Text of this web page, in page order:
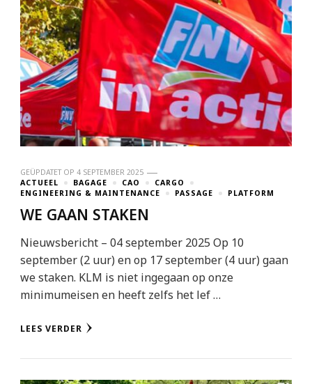
GEÜPDATET OP 4 SEPTEMBER 2025
ACTUEEL
BAGAGE CAO
CARGO
ENGINEERING & MAINTENANCE
PASSAGE PLATFORM
WE GAAN STAKEN
Nieuwsbericht – 04 september 2025 Op 10
september (2 uur) en op 17 september (4 uur) gaan
we staken. KLM is niet ingegaan op onze
minimumeisen en heeft zelfs het lef …
LEES VERDER